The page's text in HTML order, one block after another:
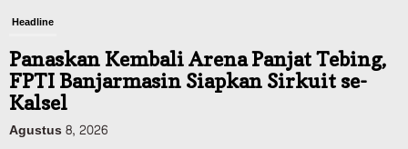
Headline
Panaskan Kembali Arena Panjat Tebing,
FPTI Banjarmasin Siapkan Sirkuit se-
Kalsel
Agustus 8, 2026